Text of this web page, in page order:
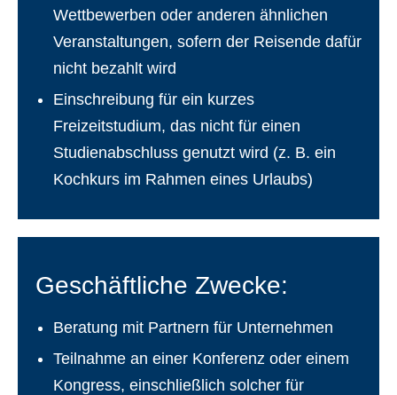
Wettbewerben oder anderen ähnlichen
Veranstaltungen, sofern der Reisende dafür
nicht bezahlt wird
Einschreibung für ein kurzes
Freizeitstudium, das nicht für einen
Studienabschluss genutzt wird (z. B. ein
Kochkurs im Rahmen eines Urlaubs)
Geschäftliche Zwecke:
Beratung mit Partnern für Unternehmen
Teilnahme an einer Konferenz oder einem
Kongress, einschließlich solcher für